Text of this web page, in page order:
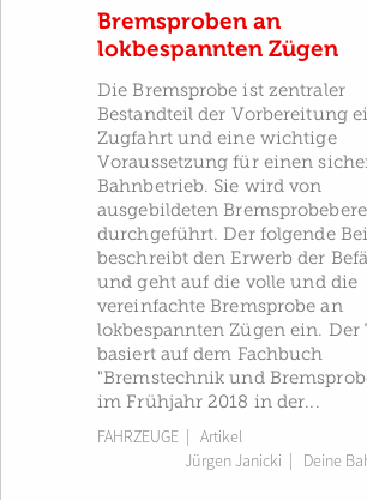
Bremsproben an
lokbespannten Zügen
Die Bremsprobe ist zentraler
Bestandteil der Vorbereitung
Zugfahrt und eine wichtige
Voraussetzung für einen
Bahnbetrieb. Sie wird von
ausgebildeten
durchgeführt. Der folgende
beschreibt den Erwerb der
und geht auf die volle und die
vereinfachte Bremsprobe an
lokbespannten Zügen ein. Der
basiert auf dem Fachbuch
"Bremstechnik und
im Frühjahr 2018 in der...
FAHRZEUGE | Artikel
Jürgen Janicki
Deine